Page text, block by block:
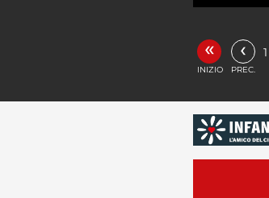
«
INIZIO
‹
PREC.
1